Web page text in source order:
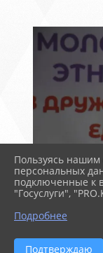
Пользуясь нашим
персональных
подключенные к
"Госуслуги",
Подробнее
Подтверждаю